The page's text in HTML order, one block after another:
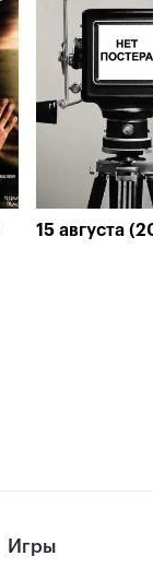
15 августа
Игры